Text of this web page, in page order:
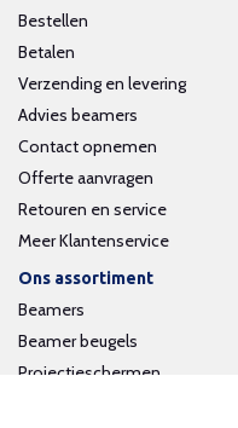
Bestellen
Betalen
Verzending en levering
Advies beamers
Contact opnemen
Offerte aanvragen
Retouren en service
Meer Klantenservice
Ons assortiment
Beamers
Beamer beugels
Projectieschermen